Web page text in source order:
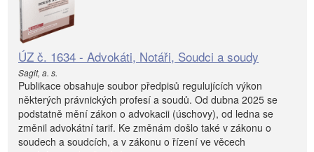
ÚZ č. 1634 - Advokáti, Notáři, Soudci a soudy
Sagit, a. s.
Publikace obsahuje soubor předpisů regulujících výkon
některých právnických profesí a soudů. Od dubna 2025 se
podstatně mění zákon o advokacii (úschovy), od ledna se
změnil advokátní tarif. Ke změnám došlo také v zákonu o
soudech a soudcích, a v zákonu o řízení ve věcech